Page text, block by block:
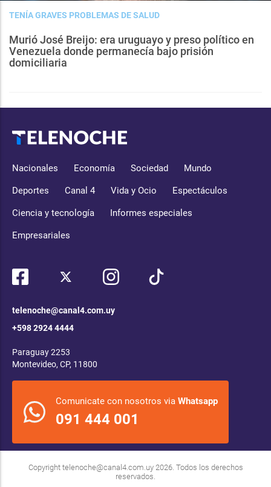
TENÍA GRAVES PROBLEMAS DE SALUD
Murió José Breijo: era uruguayo y preso político en
Venezuela donde permanecía bajo prisión
domiciliaria
Nacionales Economía Sociedad Mundo
Deportes Canal 4 Vida y Ocio Espectáculos
Ciencia y tecnología Informes especiales
Empresariales
telenoche@canal4.com.uy
+598 2924 4444
Paraguay 2253
Montevideo, CP, 11800
Comunicate con nosotros via Whatsapp
091 444 001
Copyright telenoche@canal4.com.uy2026. Todos los derechos
reservados.